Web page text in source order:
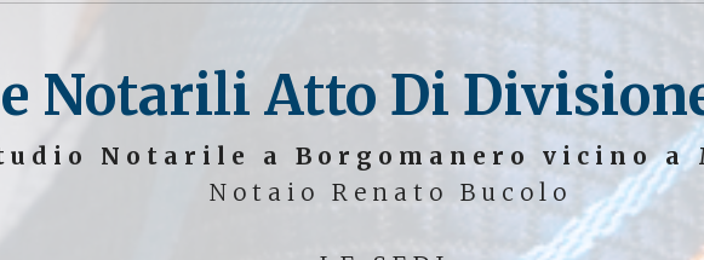
Notarili Atto Di
Notarile a Borgomanero vicino a
Notaio Renato Bucolo